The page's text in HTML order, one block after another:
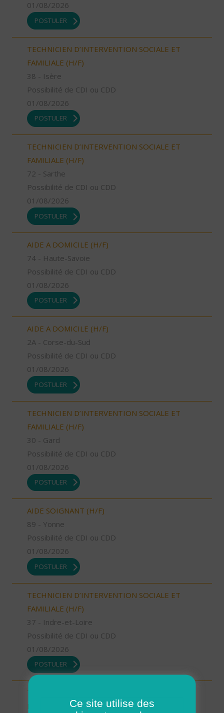
01/08/2026
POSTULER
TECHNICIEN D’INTERVENTION SOCIALE ET
FAMILIALE (H/F)
38 - Isère
Possibilité de CDI ou CDD
01/08/2026
POSTULER
TECHNICIEN D’INTERVENTION SOCIALE ET
FAMILIALE (H/F)
72 - Sarthe
Possibilité de CDI ou CDD
01/08/2026
POSTULER
AIDE A DOMICILE (H/F)
74 - Haute-Savoie
Possibilité de CDI ou CDD
01/08/2026
POSTULER
AIDE A DOMICILE (H/F)
2A - Corse-du-Sud
Possibilité de CDI ou CDD
01/08/2026
POSTULER
TECHNICIEN D’INTERVENTION SOCIALE ET
FAMILIALE (H/F)
30 - Gard
Possibilité de CDI ou CDD
01/08/2026
POSTULER
AIDE SOIGNANT (H/F)
89 - Yonne
Possibilité de CDI ou CDD
01/08/2026
POSTULER
TECHNICIEN D’INTERVENTION SOCIALE ET
FAMILIALE (H/F)
37 - Indre-et-Loire
Possibilité de CDI ou CDD
01/08/2026
POSTULER
TECHNICIEN D’INTERVENTION SOCIALE ET
FAMILIALE (H/F)Ce site utilise des